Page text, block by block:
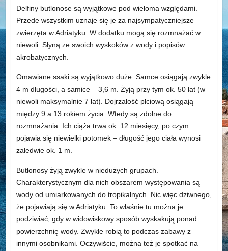
Delfiny butlonose są wyjątkowe pod wieloma względami.
Przede wszystkim uznaje się je za najsympatyczniejsze
zwierzęta w Adriatyku. W dodatku mogą się rozmnażać w
niewoli. Słyną ze swoich wyskoków z wody i popisów
akrobatycznych.
Omawiane ssaki są wyjątkowo duże. Samce osiągają zwykle
4 m długości, a samice – 3,6 m. Żyją przy tym ok. 50 lat (w
niewoli maksymalnie 7 lat). Dojrzałość płciową osiągają
między 9 a 13 rokiem życia. Wtedy są zdolne do
rozmnażania. Ich ciąża trwa ok. 12 miesięcy, po czym
pojawia się niewielki potomek – długość jego ciała wynosi
zaledwie ok. 1 m.
Butlonosy żyją zwykle w niedużych grupach.
Charakterystycznym dla nich obszarem występowania są
wody od umiarkowanych do tropikalnych. Nic więc dziwnego,
że pojawiają się w Adriatyku. To właśnie tu można je
podziwiać, gdy w widowiskowy sposób wyskakują ponad
powierzchnię wody. Zwykle robią to podczas zabawy z
innymi osobnikami. Oczywiście, można też je spotkać na